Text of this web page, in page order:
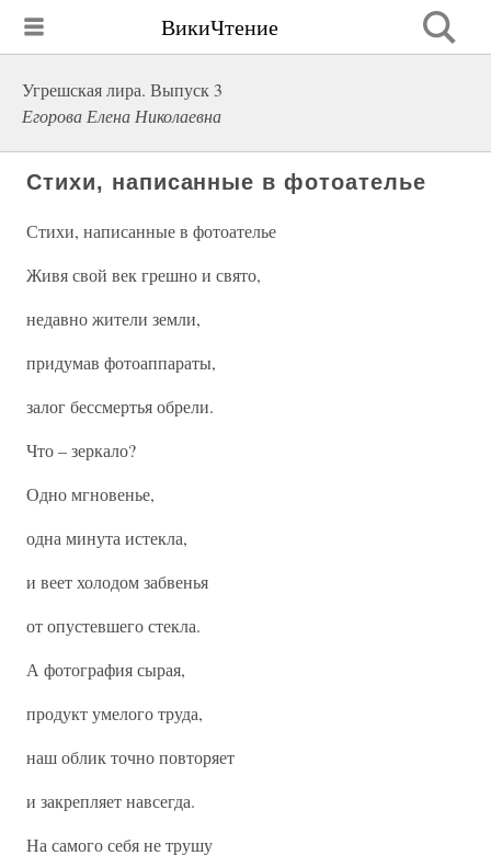
ВикиЧтение
Угрешская лира. Выпуск 3
Егорова Елена Николаевна
Стихи, написанные в фотоателье
Стихи, написанные в фотоателье
Живя свой век грешно и свято,
недавно жители земли,
придумав фотоаппараты,
залог бессмертья обрели.
Что – зеркало?
Одно мгновенье,
одна минута истекла,
и веет холодом забвенья
от опустевшего стекла.
А фотография сырая,
продукт умелого труда,
наш облик точно повторяет
и закрепляет навсегда.
На самого себя не трушу